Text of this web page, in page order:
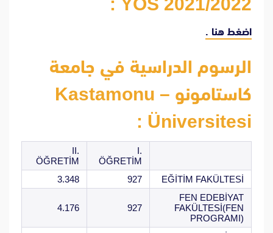
اضغط هنا .
الرسوم الدراسية في جامعة
كاستامونو – Kastamonu
Üniversitesi :
I.
ÖĞRETİM
II.
ÖĞRETİM
EĞİTİM FAKÜLTESİ
927
3.348
FEN EDEBİYAT
FAKÜLTESİ(FEN
PROGRAMI)
927
4.176